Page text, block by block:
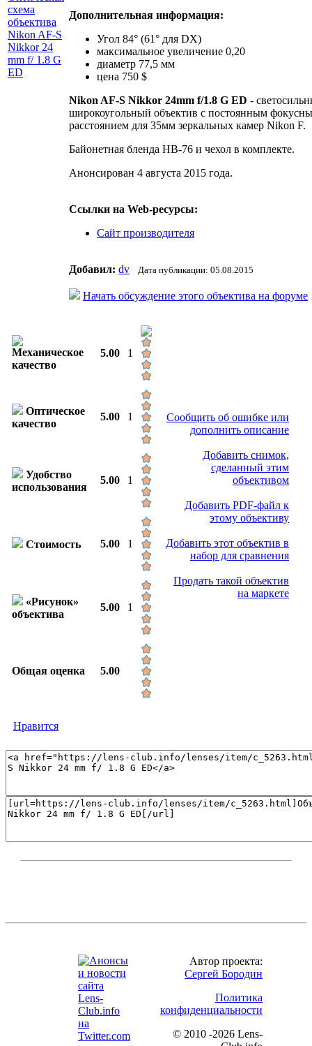
Дополнительная информация:
Угол 84° (61° для DX)
максимальное увеличение 0,20
диаметр 77,5 мм
цена 750 $
Nikon AF-S Nikkor 24mm f/1.8 G ED -
широкоугольный объектив с постоянным
расстоянием для 35мм зеркальных камер Nikon F.
Байонетная бленда HB-76 и чехол в комплекте.
Анонсирован 4 августа 2015 года.
Ссылки на Web-ресурсы:
Сайт производителя
Добавил: dv Дата публикации: 05.08.2015
Начать обсуждение этого объектива на форуме
Механическое
качество
5.00 1
Оптическое
качество
5.00 1
Удобство
использования
5.00 1
Стоимость 5.00 1
«Рисунок»
объектива
5.00 1
Общая оценка 5.00
Сообщить об ошибке или
дополнить описание
Добавить снимок,
сделанный этим
объективом
Добавить PDF-файл к
этому объективу
Добавить этот объектив в
набор для сравнения
Продать такой объектив
на маркете
Нравится
Автор проекта:
Сергей Бородин
Политика
конфиденциальности
© 2010 -2026 Lens-